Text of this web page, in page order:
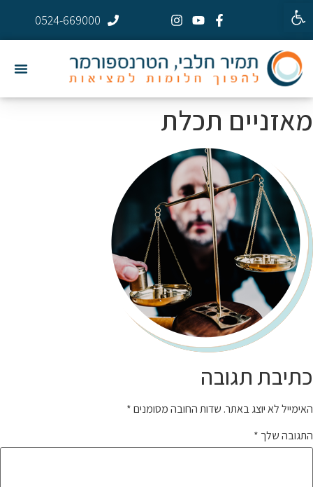
פתח סרגל נגישות
0524-669000
מאזניים תכלת
כתיבת תגובה
האימייל לא יוצג באתר. שדות החובה מסומנים*
התגובה שלך *